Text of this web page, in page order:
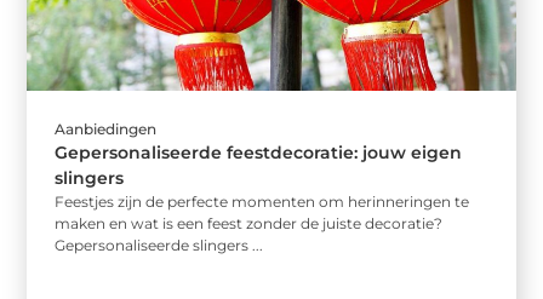
Aanbiedingen
Gepersonaliseerde feestdecoratie: jouw eigen
slingers
Feestjes zijn de perfecte momenten om herinneringen te
maken en wat is een feest zonder de juiste decoratie?
Gepersonaliseerde slingers ...